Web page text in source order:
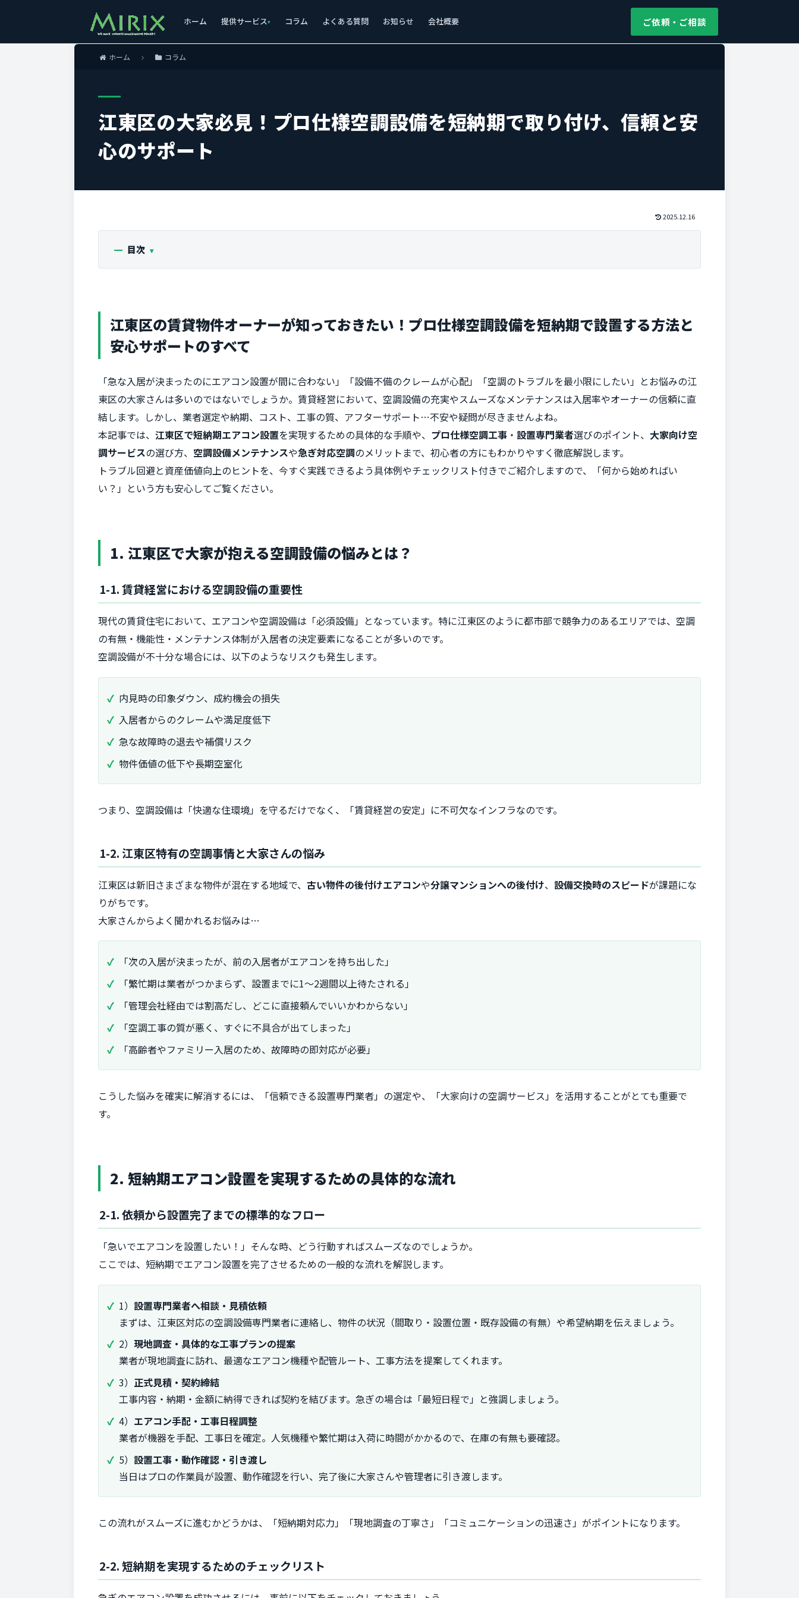
ご依頼・ご相談
ホーム 提供サービス コラム よくある質問 お知らせ 会社概要
ホーム コラム
江東区の大家必見！プロ仕様空調設備を短納期で取り付け、信頼と安
心のサポート
2025.12.16
目次
江東区の賃貸物件オーナーが知っておきたい！プロ仕様空調設備を短納期で設置する方法と
安心サポートのすべて
「急な入居が決まったのにエアコン設置が間に合わない」「設備不備のクレームが心配」「空調のトラブルを最小限にしたい」とお悩みの江
東区の大家さんは多いのではないでしょうか。賃貸経営において、空調設備の充実やスムーズなメンテナンスは入居率やオーナーの信頼に直
結します。しかし、業者選定や納期、コスト、工事の質、アフターサポート…不安や疑問が尽きませんよね。
本記事では、 江東区で短納期エアコン設置を実現するための具体的な手順や、 プロ仕様空調工事 ・ 設置専門業者選びのポイント、 大家向け空
調サービスの選び方、 空調設備メンテナンスや急ぎ対応空調のメリットまで、初心者の方にもわかりやすく徹底解説します。
トラブル回避と資産価値向上のヒントを、今すぐ実践できるよう具体例やチェックリスト付きでご紹介しますので、「何から始めればい
い？」という方も安心してご覧ください。
1. 江東区で大家が抱える空調設備の悩みとは？
1-1. 賃貸経営における空調設備の重要性
現代の賃貸住宅において、エアコンや空調設備は「必須設備」となっています。特に江東区のように都市部で競争力のあるエリアでは、空調
の有無・機能性・メンテナンス体制が入居者の決定要素になることが多いのです。
空調設備が不十分な場合には、以下のようなリスクも発生します。
内見時の印象ダウン、成約機会の損失
入居者からのクレームや満足度低下
急な故障時の退去や補償リスク
物件価値の低下や長期空室化
つまり、空調設備は「快適な住環境」を守るだけでなく、「賃貸経営の安定」に不可欠なインフラなのです。
1-2. 江東区特有の空調事情と大家さんの悩み
江東区は新旧さまざまな物件が混在する地域で、 古い物件の後付けエアコンや分譲マンションへの後付け、 設備交換時のスピードが課題にな
りがちです。
大家さんからよく聞かれるお悩みは…
「次の入居が決まったが、前の入居者がエアコンを持ち出した」
「繁忙期は業者がつかまらず、設置までに1〜2週間以上待たされる」
「管理会社経由では割高だし、どこに直接頼んでいいかわからない」
「空調工事の質が悪く、すぐに不具合が出てしまった」
「高齢者やファミリー入居のため、故障時の即対応が必要」
こうした悩みを確実に解消するには、「信頼できる設置専門業者」の選定や、「大家向けの空調サービス」を活用することがとても重要で
す。
2. 短納期エアコン設置を実現するための具体的な流れ
2-1. 依頼から設置完了までの標準的なフロー
「急いでエアコンを設置したい！」そんな時、どう行動すればスムーズなのでしょうか。
ここでは、短納期でエアコン設置を完了させるための一般的な流れを解説します。
1） 設置専門業者へ相談・見積依頼
まずは、江東区対応の空調設備専門業者に連絡し、物件の状況（間取り・設置位置・既存設備の有無）や希望納期を伝えましょう。
2） 現地調査・具体的な工事プランの提案
業者が現地調査に訪れ、最適なエアコン機種や配管ルート、工事方法を提案してくれます。
3） 正式見積・契約締結
工事内容・納期・金額に納得できれば契約を結びます。急ぎの場合は「最短日程で」と強調しましょう。
4） エアコン手配・工事日程調整
業者が機器を手配、工事日を確定。人気機種や繁忙期は入荷に時間がかかるので、在庫の有無も要確認。
5） 設置工事・動作確認・引き渡し
当日はプロの作業員が設置、動作確認を行い、完了後に大家さんや管理者に引き渡します。
この流れがスムーズに進むかどうかは、「短納期対応力」「現地調査の丁寧さ」「コミュニケーションの迅速さ」がポイントになります。
2-2. 短納期を実現するためのチェックリスト